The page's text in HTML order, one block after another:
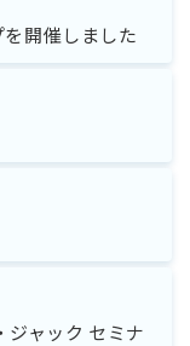
開催しました
ャック セミナ